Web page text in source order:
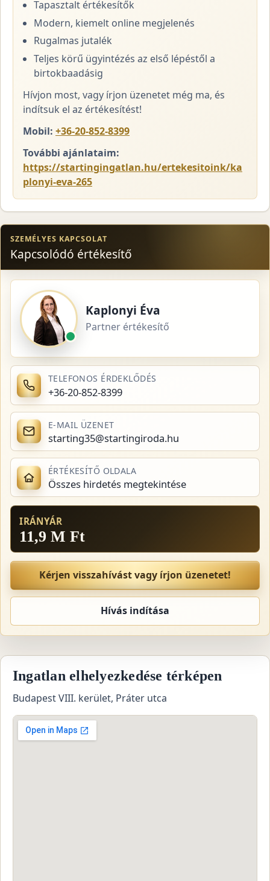
Tapasztalt értékesítők
Modern, kiemelt online megjelenés
Rugalmas jutalék
Teljes körű ügyintézés az első lépéstől a
birtokbaadásig
Hívjon most, vagy írjon üzenetet még ma, és
indítsuk el az értékesítést!
Mobil: +36-20-852-8399
További ajánlataim:
https://startingingatlan.hu/ertekesitoink/ka
plonyi-eva-265
SZEMÉLYES KAPCSOLAT
Kapcsolódó értékesítő
Kaplonyi Éva
Partner értékesítő
TELEFONOS ÉRDEKLŐDÉS
+36-20-852-8399
E-MAIL ÜZENET
starting35@startingiroda.hu
ÉRTÉKESÍTŐ OLDALA
Összes hirdetés megtekintése
IRÁNYÁR
11,9 M Ft
Kérjen visszahívást vagy írjon üzenetet!
Hívás indítása
Ingatlan elhelyezkedése térképen
Budapest VIII. kerület, Práter utca